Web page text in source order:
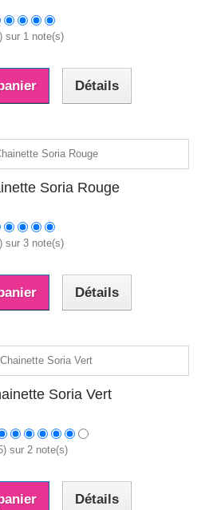
sur 1 note(s)
Détails
Soria Rouge
sur 3note(s)
Détails
Soria Vert
) sur 2 note(s)
Détails